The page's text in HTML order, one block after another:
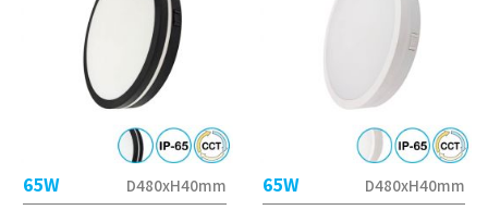
D480xH40mm
65W
D480xH40mm
65W